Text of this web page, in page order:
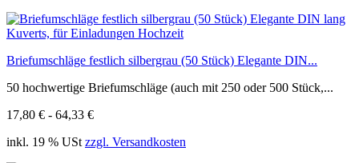
Briefumschläge festlich silbergrau (50 Stück) Elegante DIN...
50 hochwertige Briefumschläge (auch mit 250 oder 500 Stück,...
17,80 € - 64,33 €
inkl. 19 % USt zzgl. Versandkosten